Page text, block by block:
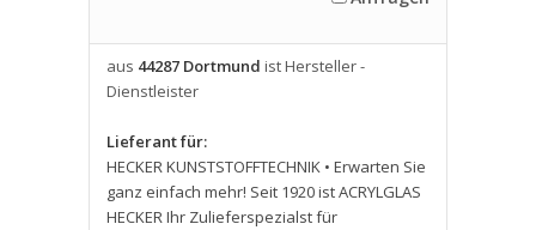
aus 44287 Dortmund ist Hersteller -
Dienstleister
Lieferant für:
HECKER KUNSTSTOFFTECHNIK • Erwarten Sie
ganz einfach mehr! Seit 1920 ist ACRYLGLAS
HECKER Ihr Zulieferspezialst für